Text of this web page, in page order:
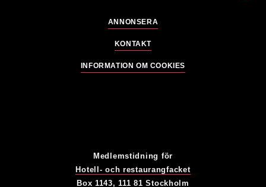
ANNONSERA
KONTAKT
INFORMATION OM COOKIES
Medlemstidning för
Hotell- och restaurangfacket
Box 1143, 111 81 Stockholm